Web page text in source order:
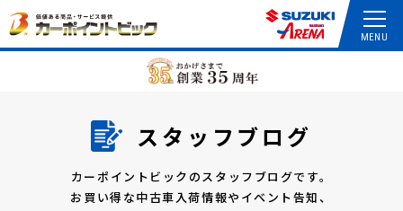
スタッフブログ
カーポイントビックのスタッフブログです。
お買い得な中古車入荷情報やイベント告知、